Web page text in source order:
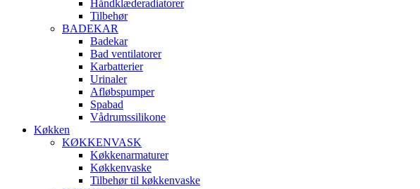
Håndklæderadiatorer
Tilbehør
BADEKAR
Badekar
Bad ventilatorer
Karbatterier
Urinaler
Afløbspumper
Spabad
Vådrumssilikone
Køkken
KØKKENVASK
Køkkenarmaturer
Køkkenvaske
Tilbehør til køkkenvaske